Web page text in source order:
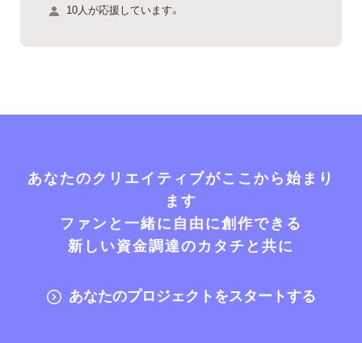
10人が応援しています。
あなたのクリエイティブがここから始まり
ます
ファンと一緒に自由に創作できる
新しい資金調達のカタチと共に
あなたのプロジェクトをスタートする